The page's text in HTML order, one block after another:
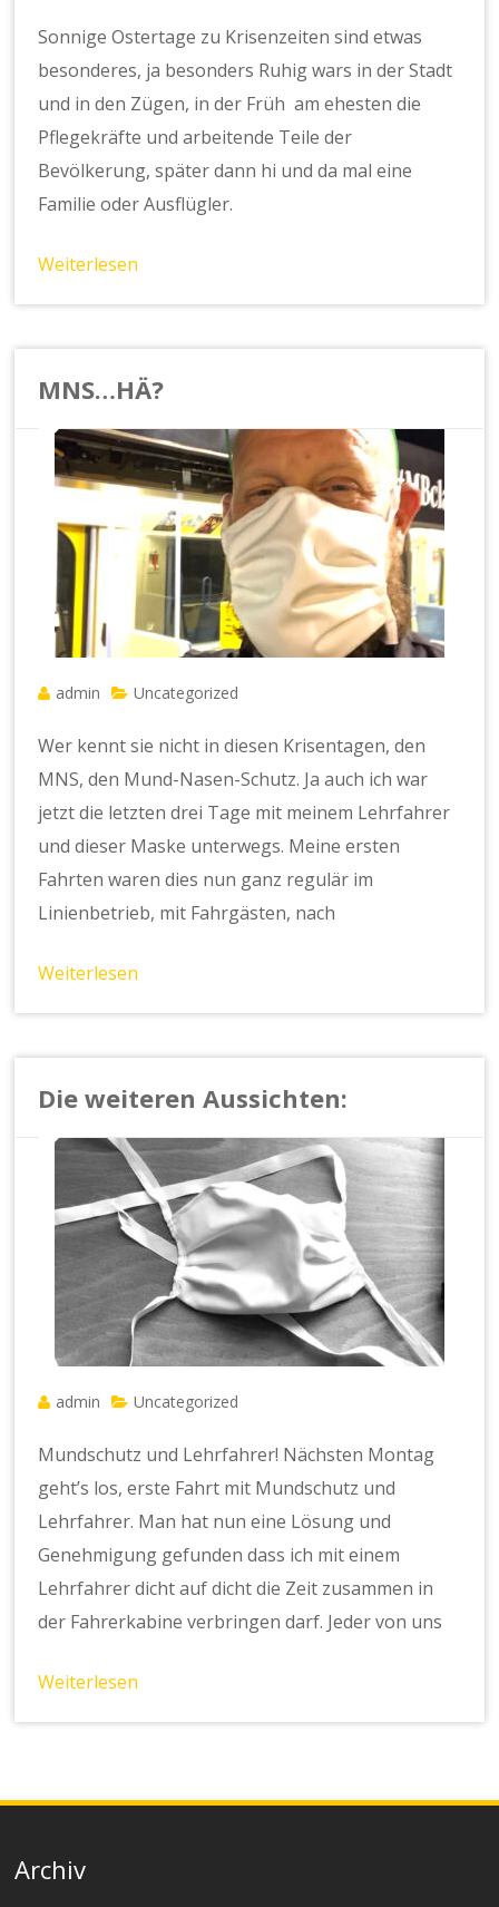
Sonnige Ostertage zu Krisenzeiten sind etwas
besonderes, ja besonders Ruhig wars in der Stadt
und in den Zügen, in der Früh am ehesten die
Pflegekräfte und arbeitende Teile der
Bevölkerung, später dann hi und da mal eine
Familie oder Ausflügler.
Weiterlesen
MNS…HÄ?
admin Uncategorized
Wer kennt sie nicht in diesen Krisentagen, den
MNS, den Mund-Nasen-Schutz. Ja auch ich war
jetzt die letzten drei Tage mit meinem Lehrfahrer
und dieser Maske unterwegs. Meine ersten
Fahrten waren dies nun ganz regulär im
Linienbetrieb, mit Fahrgästen, nach
Weiterlesen
Die weiteren Aussichten:
admin Uncategorized
Mundschutz und Lehrfahrer! Nächsten Montag
geht’s los, erste Fahrt mit Mundschutz und
Lehrfahrer. Man hat nun eine Lösung und
Genehmigung gefunden dass ich mit einem
Lehrfahrer dicht auf dicht die Zeit zusammen in
der Fahrerkabine verbringen darf. Jeder von uns
Weiterlesen
Archiv